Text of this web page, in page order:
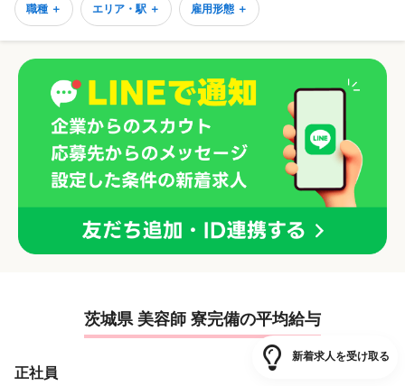
職種 ＋ エリア・駅 ＋ 雇用形態 ＋
茨城県 美容師 寮完備の平均給与
正社員
新着求人を受け取る